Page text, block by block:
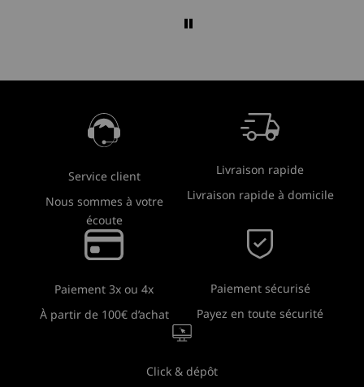
Service client
Nous sommes à votre
écoute
Livraison rapide
Livraison rapide à domicile
Paiement 3x ou 4x
À partir de 100€ d’achat
Paiement sécurisé
Payez en toute sécurité
Click & dépôt